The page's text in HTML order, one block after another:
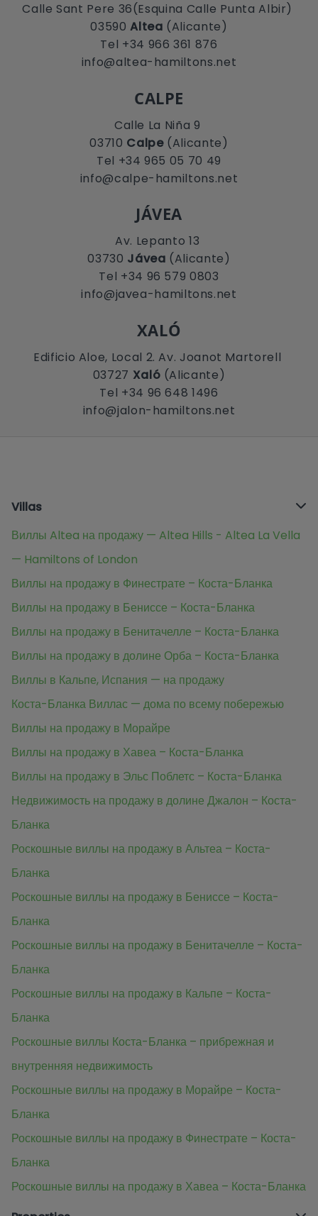
Calle Sant Pere 36(Esquina Calle Punta Albir)
03590Altea (Alicante)
Tel +34 966 361 876
info@altea-hamiltons.net
CALPE
Calle La Niña 9
03710 Calpe(Alicante)
Tel +34 965 05 70 49
info@calpe-hamiltons.net
JÁVEA
Av. Lepanto 13
03730 Jávea (Alicante)
Tel +34 96 579 0803
info@javea-hamiltons.net
XALÓ
Edificio Aloe, Local 2. Av. Joanot Martorell
03727 Xaló (Alicante)
Tel +34 96 648 1496
info@jalon-hamiltons.net
Villas
Виллы Altea на продажу — Altea Hills - Altea La Vella
— Hamiltons of London
Виллы на продажу в Финестрате – Коста-Бланка
Виллы на продажу в Бениссе – Коста-Бланка
Виллы на продажу в Бенитачелле – Коста-Бланка
Виллы на продажу в долине Орба – Коста-Бланка
Виллы в Кальпе, Испания — на продажу
Коста-Бланка Виллас — дома по всему побережью
Виллы на продажу в Морайре
Виллы на продажу в Хавеа – Коста-Бланка
Виллы на продажу в Эльс Поблетс – Коста-Бланка
Недвижимость на продажу в долине Джалон – Коста-
Бланка
Роскошные виллы на продажу в Альтеа – Коста-
Бланка
Роскошные виллы на продажу в Бениссе – Коста-
Бланка
Роскошные виллы на продажу в Бенитачелле – Коста-
Бланка
Роскошные виллы на продажу в Кальпе – Коста-
Бланка
Роскошные виллы Коста-Бланка – прибрежная и
внутренняя недвижимость
Роскошные виллы на продажу в Морайре – Коста-
Бланка
Роскошные виллы на продажу в Финестрате – Коста-
Бланка
Роскошные виллы на продажу в Хавеа – Коста-Бланка